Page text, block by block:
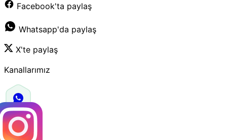
Facebook'ta paylaş
Whatsapp'da paylaş
X'te paylaş
Kanallarımız